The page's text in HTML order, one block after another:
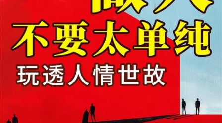
女裝 男裝 化妝保養 情趣用品
日本購物 電子/紙本書
HOT